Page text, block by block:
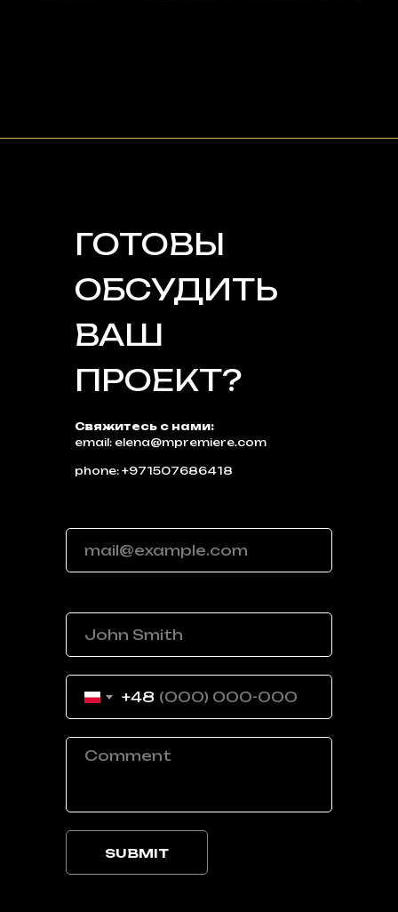
phone: +971507686418
Свяжитесь с нами:
email: elena@mpremiere.com
ГОТОВЫ
ОБСУДИТЬ
ВАШ
ПРОЕКТ?
+48
SUBMIT